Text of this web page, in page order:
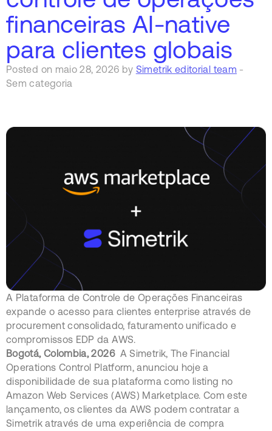
financeiras AI-native
para clientes globais
Posted on maio 28, 2026 by Simetrik editorial team -
Sem categoria
A Plataforma de Controle de Operações Financeiras
expande o acesso para clientes enterprise através de
procurement consolidado, faturamento unificado e
compromissos EDP da AWS.
Bogotá, Colombia, 2026A Simetrik, The Financial
Operations Control Platform, anunciou hoje a
disponibilidade de sua plataforma como listing no
Amazon Web Services (AWS) Marketplace. Com este
lançamento, os clientes da AWS podem contratar a
Simetrik através de uma experiência de compra